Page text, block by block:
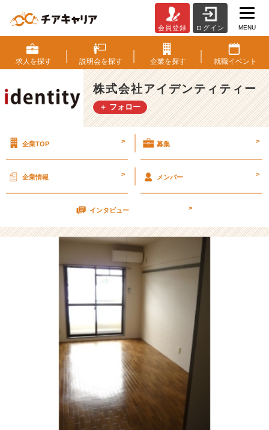
活
費
用
【株
式
会
デ
ィ
テ
ー
タ
イ
ン】
|
ー・
成
長
会員登録 ログイン MENU
求人を探す 説明会を探す 企業を探す 就職イベント
株式会社アイデンティティー
＋ フォロー
企業TOP > 募集 >
企業情報 > メンバー >
インタビュー >